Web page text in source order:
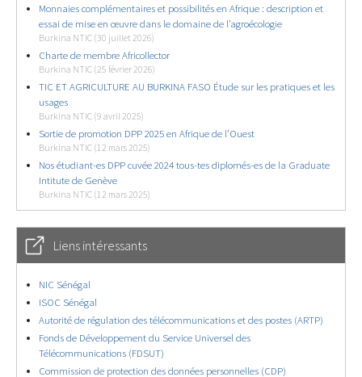
Monnaies complémentaires et possibilités en Afrique : description et
essai de mise en œuvre dans le domaine de l’agroécologie
Burkina NTIC (30 juillet 2026)
Charte de membre Africollector
Burkina NTIC (25 février 2026)
TIC ET AGRICULTURE AU BURKINA FASO Étude sur les pratiques et les
usages
Burkina NTIC (9 avril 2025)
Sortie de promotion DPP 2025 en Afrique de l’Ouest
Burkina NTIC (12 mars 2025)
Nos étudiant-es DPP cuvée 2024 tous-tes diplomés-es de la Graduate
Intitute de Genève
Burkina NTIC (12 mars 2025)
Liens intéressants
NIC Sénégal
ISOC Sénégal
Autorité de régulation des télécommunications et des postes (ARTP)
Fonds de Développement du Service Universel des
Télécommunications (FDSUT)
Commission de protection des données personnelles (CDP)